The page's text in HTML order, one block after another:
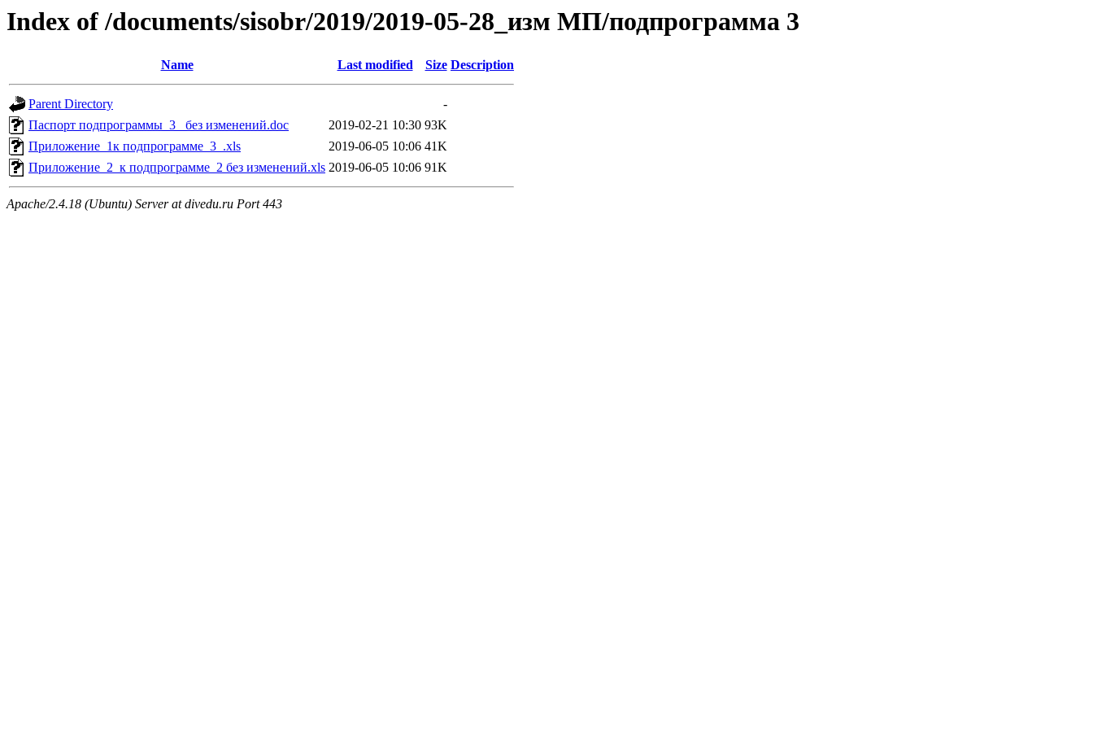
Index of /documents/sisobr/2019/2019-05-28_изм МП/подпрограмма 3
Name Last modified Size Description
Parent Directory
-
Паспорт подпрограммы_3_ без изменений.doc
2019-02-21 10:30 93K
Приложение_1к подпрограмме_3_.xls
2019-06-05 10:06 41K
Приложение_2_к подпрограмме_2 без изменений.xls 2019-06-05 10:06 91K
Apache/2.4.18 (Ubuntu) Server at divedu.ru Port 443